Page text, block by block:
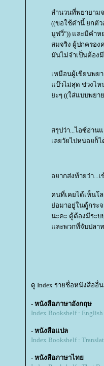
สำนวนที่พยายาม
((ขอใช้คำนี้ ยกตัว
มูฟวี่")) และมีคำห
สมจริง ผู้ปกครอ
มันไม่จำเป็นต้องมี
เหมือนผู้เขียนพย
บ๊วไม่สุด ช่วงไห
ะๆ ((ใส่แบบพยา
สรุปว่า...ไอซ์อ่าน
เลยวัยไปหน่อยก็
อยากส่งท้ายว่า...
คนที่เคยได้เห็นโ
อมาอยู่ในตู้กระจ
นะคะ ตู้ต้องมีระบ
ละพวกที่จับปลาท
ดู Index รายชื่อหนังสืออื่
- หนังสือภาษาอังกฤษ
Index Bookshelf :
- หนังสือแปล
Index Bookshelf :
- หนังสือภาษาไท